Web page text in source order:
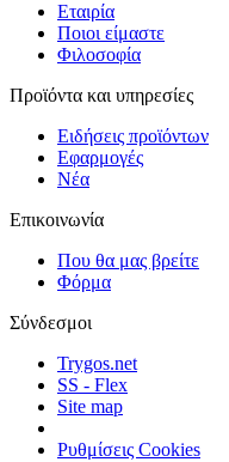
Εταιρία
Ποιοι είμαστε
Φιλοσοφία
Προϊόντα και υπηρεσίες
Ειδήσεις προϊόντων
Εφαρμογές
Νέα
Επικοινωνία
Που θα μας βρείτε
Φόρμα
Σύνδεσμοι
Trygos.net
SS - Flex
Site map
Ρυθμίσεις Cookies